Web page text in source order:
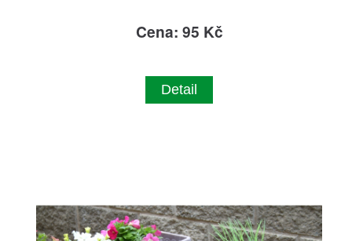
Cena: 95 Kč
Detail